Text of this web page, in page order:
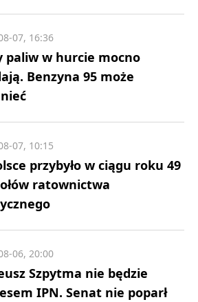
paliw w hurcie mocno
Benzyna 95 może
07, 16:36
przybyło w ciągu roku 49
ratownictwa
07, 10:15
Szpytma nie będzie
IPN. Senat nie poparł
06, 20:00